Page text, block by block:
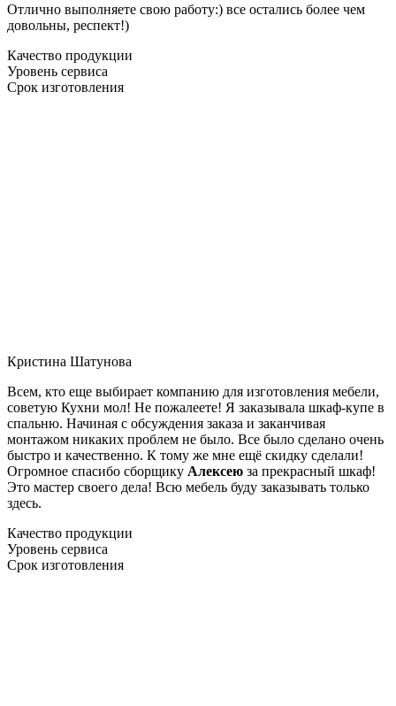
Отлично выполняете свою работу:) все остались более чем
довольны, респект!)
Качество продукции
Уровень сервиса
Срок изготовления
Кристина Шатунова
Всем, кто еще выбирает компанию для изготовления мебели,
советую Кухни мол! Не пожалеете! Я заказывала шкаф-купе в
спальню. Начиная с обсуждения заказа и заканчивая
монтажом никаких проблем не было. Все было сделано очень
быстро и качественно. К тому же мне ещё скидку сделали!
Огромное спасибо сборщику Алексею за прекрасный шкаф!
Это мастер своего дела! Всю мебель буду заказывать только
здесь.
Качество продукции
Уровень сервиса
Срок изготовления